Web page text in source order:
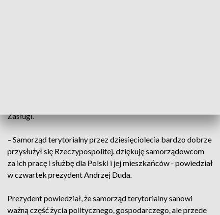
Zasługi.
– Samorząd terytorialny przez dziesięciolecia bardzo dobrze
przysłużył się Rzeczypospolitej. dziękuję samorządowcom
za ich pracę i służbę dla Polski i jej mieszkańców - powiedział
w czwartek prezydent Andrzej Duda.
Prezydent powiedział, że samorząd terytorialny sanowi
ważną część życia politycznego, gospodarczego, ale przede